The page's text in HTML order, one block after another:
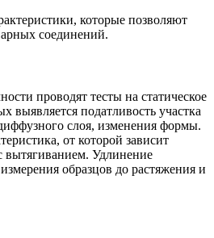
которые позволяют
соединений.
проводят тесты на статическое
выявляется податливость участка
слоя, изменения формы.
от которой зависит
вытягиванием. Удлинение
образцов до растяжения и